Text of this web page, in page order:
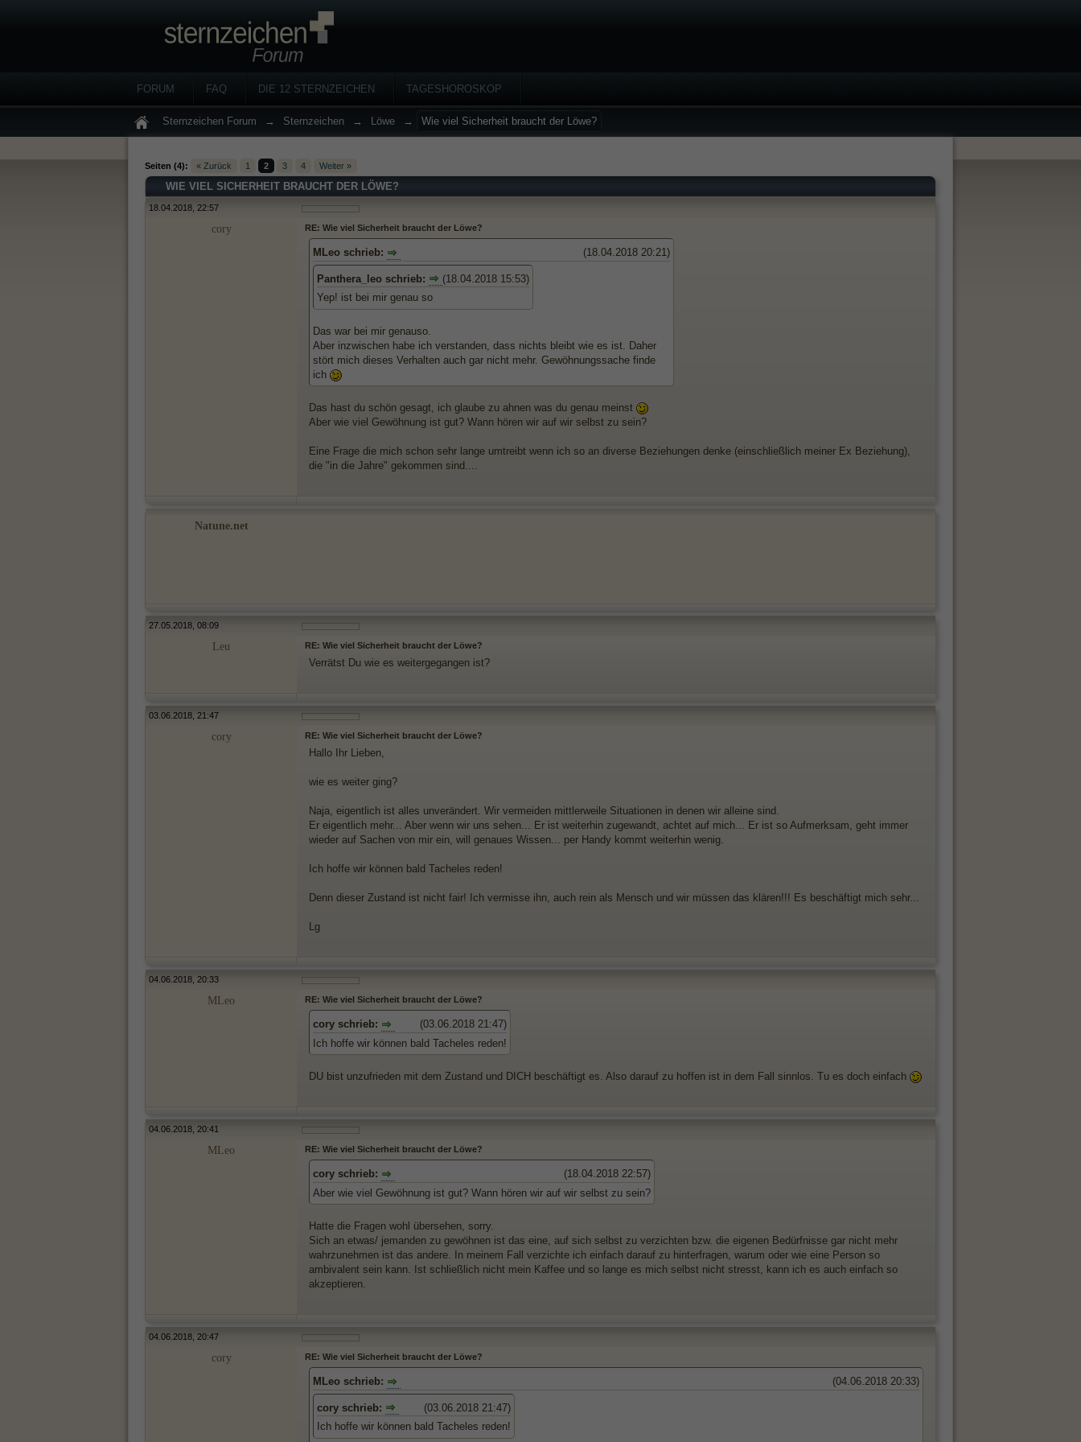
FORUM FAQ DIE 12 STERNZEICHEN TAGESHOROSKOP
Sternzeichen Forum → Sternzeichen → Löwe → Wie viel Sicherheit braucht der Löwe?
Seiten (4): « Zurück 1 2 3 4 Weiter »
WIE VIEL SICHERHEIT BRAUCHT DER LÖWE?
18.04.2018, 22:57
cory RE: Wie viel Sicherheit braucht der Löwe?
(18.04.2018 20:21)
MLeo schrieb:
(18.04.2018 15:53)
Panthera_leo schrieb:
Yep! ist bei mir genau so
Das war bei mir genauso.
Aber inzwischen habe ich verstanden, dass nichts bleibt wie es ist. Daher
stört mich dieses Verhalten auch gar nicht mehr. Gewöhnungssache finde
ich
Das hast du schön gesagt, ich glaube zu ahnen was du genau meinst
Aber wie viel Gewöhnung ist gut? Wann hören wir auf wir selbst zu sein?
Eine Frage die mich schon sehr lange umtreibt wenn ich so an diverse Beziehungen denke (einschließlich meiner Ex Beziehung),
die "in die Jahre" gekommen sind....
Natune.net
27.05.2018, 08:09
Leu RE: Wie viel Sicherheit braucht der Löwe?
Verrätst Du wie es weitergegangen ist?
03.06.2018, 21:47
cory RE: Wie viel Sicherheit braucht der Löwe?
Hallo Ihr Lieben,
wie es weiter ging?
Naja, eigentlich ist alles unverändert. Wir vermeiden mittlerweile Situationen in denen wir alleine sind.
Er eigentlich mehr... Aber wenn wir uns sehen... Er ist weiterhin zugewandt, achtet auf mich... Er ist so Aufmerksam, geht immer
wieder auf Sachen von mir ein, will genaues Wissen... per Handy kommt weiterhin wenig.
Ich hoffe wir können bald Tacheles reden!
Denn dieser Zustand ist nicht fair! Ich vermisse ihn, auch rein als Mensch und wir müssen das klären!!! Es beschäftigt mich sehr...
Lg
04.06.2018, 20:33
MLeo RE: Wie viel Sicherheit braucht der Löwe?
(03.06.2018 21:47)
cory schrieb:
Ich hoffe wir können bald Tacheles reden!
DU bist unzufrieden mit dem Zustand und DICH beschäftigt es. Also darauf zu hoffen ist in dem Fall sinnlos. Tu es doch einfach
04.06.2018, 20:41
MLeo RE: Wie viel Sicherheit braucht der Löwe?
(18.04.2018 22:57)
cory schrieb:
Aber wie viel Gewöhnung ist gut? Wann hören wir auf wir selbst zu sein?
Hatte die Fragen wohl übersehen, sorry.
Sich an etwas/ jemanden zu gewöhnen ist das eine, auf sich selbst zu verzichten bzw. die eigenen Bedürfnisse gar nicht mehr
wahrzunehmen ist das andere. In meinem Fall verzichte ich einfach darauf zu hinterfragen, warum oder wie eine Person so
ambivalent sein kann. Ist schließlich nicht mein Kaffee und so lange es mich selbst nicht stresst, kann ich es auch einfach so
akzeptieren.
04.06.2018, 20:47
cory RE: Wie viel Sicherheit braucht der Löwe?
(04.06.2018 20:33)
MLeo schrieb:
(03.06.2018 21:47)
cory schrieb:
Ich hoffe wir können bald Tacheles reden!